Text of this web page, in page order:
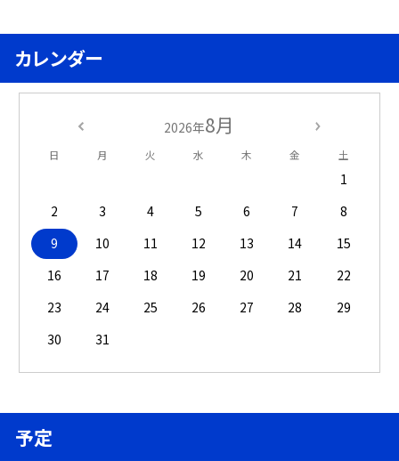
カレンダー
2026年8月
日 月 火 水 木 金 土
1
2
3 4 5 6 7
8
9
10 11 12 13 14
15
16
17 18 19 20 21
22
23
24 25 26 27 28
29
30
31
予定